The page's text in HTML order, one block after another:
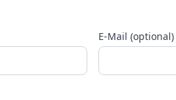
E-Mail (optional)